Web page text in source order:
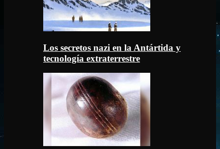
Los secretos nazi en la Antártida y
tecnología extraterrestre